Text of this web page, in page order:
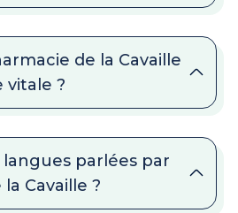
de la Cavaille
vitale ?
parlées par
Cavaille ?